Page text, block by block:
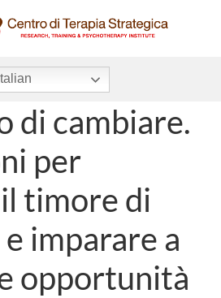
Italian
di cambiare.
per
timore di
imparare a
opportunità